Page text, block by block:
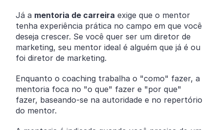
Já a mentoria de carreira exige que o mentor
tenha experiência prática no campo em que você
deseja crescer. Se você quer ser um diretor de
marketing, seu mentor ideal é alguém que já é ou
foi diretor de marketing.
Enquanto o coaching trabalha o "como" fazer, a
mentoria foca no "o que" fazer e "por que"
fazer, baseando-se na autoridade e no repertório
do mentor.